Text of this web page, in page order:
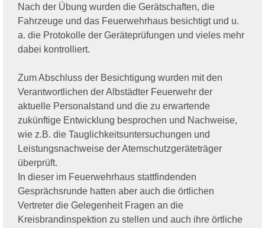
Nach der Übung wurden die Gerätschaften, die
Fahrzeuge und das Feuerwehrhaus besichtigt und u.
a. die Protokolle der Geräteprüfungen und vieles mehr
dabei kontrolliert.
Zum Abschluss der Besichtigung wurden mit den
Verantwortlichen der Albstädter Feuerwehr der
aktuelle Personalstand und die zu erwartende
zukünftige Entwicklung besprochen und Nachweise,
wie z.B. die Tauglichkeitsuntersuchungen und
Leistungsnachweise der Atemschutzgeräteträger
überprüft.
In dieser im Feuerwehrhaus stattfindenden
Gesprächsrunde hatten aber auch die örtlichen
Vertreter die Gelegenheit Fragen an die
Kreisbrandinspektion zu stellen und auch ihre örtliche